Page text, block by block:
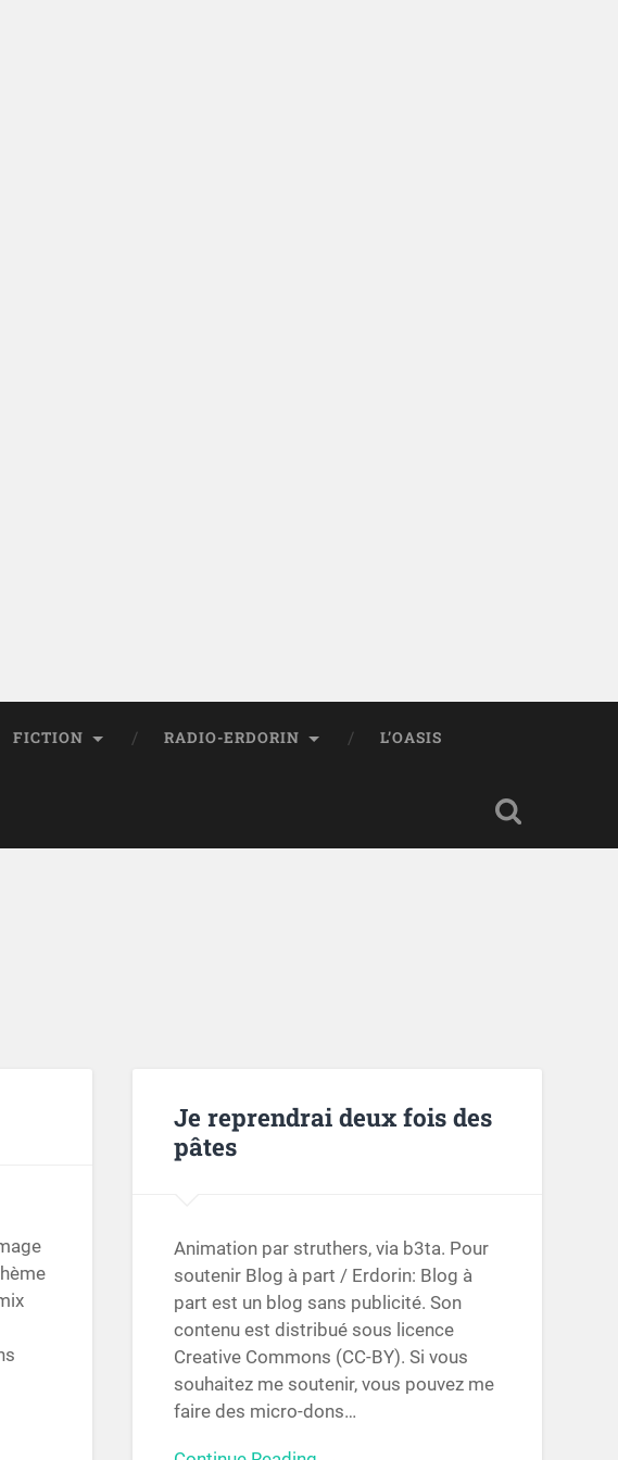
FICTION RADIO-ERDORIN L’OASIS
Je reprendrai deux fois des
pâtes
Animation par struthers, via b3ta. Pour
soutenir Blog à part / Erdorin: Blog à
part est un blog sans publicité. Son
contenu est distribué sous licence
Creative Commons (CC-BY). Si vous
souhaitez me soutenir, vous pouvez me
faire des micro-dons…